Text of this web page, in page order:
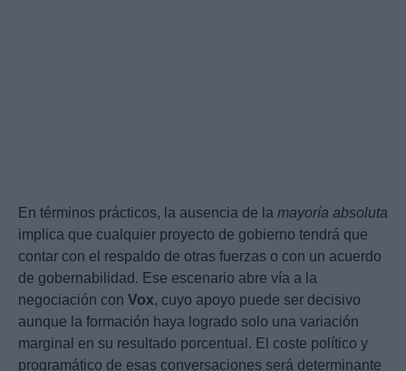
En términos prácticos, la ausencia de la mayoría absoluta
implica que cualquier proyecto de gobierno tendrá que
contar con el respaldo de otras fuerzas o con un acuerdo
de gobernabilidad. Ese escenario abre vía a la
negociación con Vox, cuyo apoyo puede ser decisivo
aunque la formación haya logrado solo una variación
marginal en su resultado porcentual. El coste político y
programático de esas conversaciones será determinante